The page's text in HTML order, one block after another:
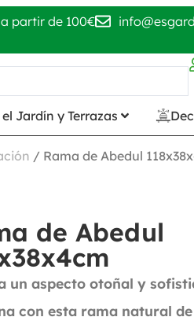
partir de 100€
Jardín y Terrazas
/ Rama de Abedul
de Abedul
un aspecto otoñal y
con esta rama natural